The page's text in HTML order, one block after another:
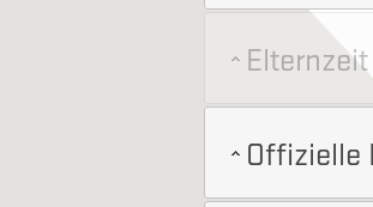
Elternzeit
Offizielle